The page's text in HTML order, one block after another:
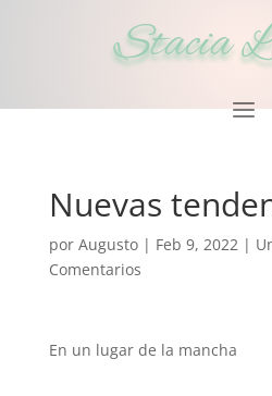
Stacia
Nuevas
por Augusto| Feb 9, 2022|
Comentarios
En un lugar de la mancha